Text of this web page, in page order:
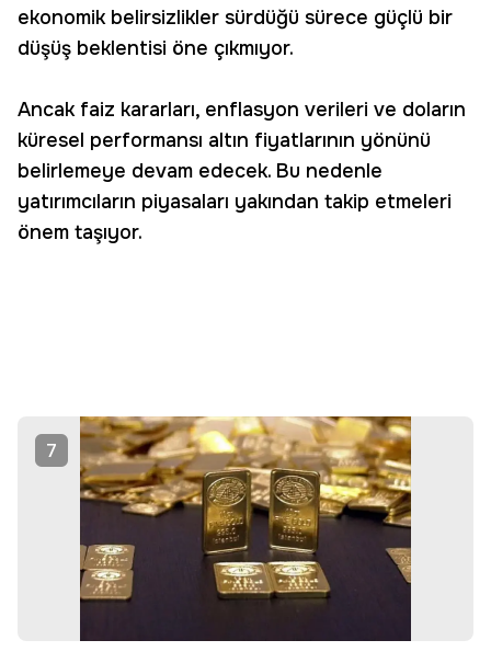
ekonomik belirsizlikler sürdüğü sürece güçlü bir
düşüş beklentisi öne çıkmıyor.
Ancak faiz kararları, enflasyon verileri ve doların
küresel performansı altın fiyatlarının yönünü
belirlemeye devam edecek. Bu nedenle
yatırımcıların piyasaları yakından takip etmeleri
önem taşıyor.
7